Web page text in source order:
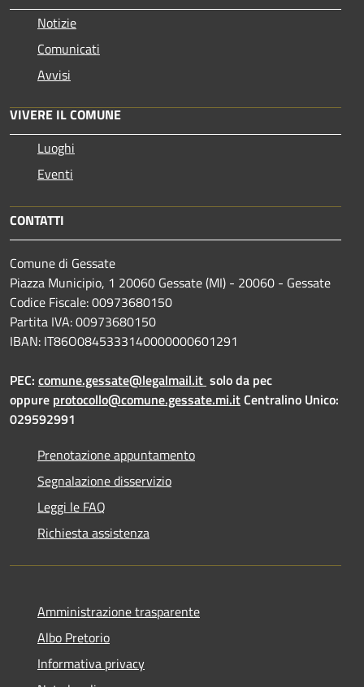
Notizie
Comunicati
Avvisi
VIVERE IL COMUNE
Luoghi
Eventi
CONTATTI
Comune di Gessate
Piazza Municipio, 1 20060 Gessate (MI) - 20060 - Gessate
Codice Fiscale: 00973680150
Partita IVA: 00973680150
IBAN: IT86O0845333140000000601291
PEC: comune.gessate@legalmail.it solo da pec
oppure protocollo@comune.gessate.mi.itCentralino Unico:
029592991
Prenotazione appuntamento
Segnalazione disservizio
Leggi le FAQ
Richiesta assistenza
Amministrazione trasparente
Albo Pretorio
Informativa privacy